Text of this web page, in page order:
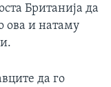
Британија да
ова и натаму
да го